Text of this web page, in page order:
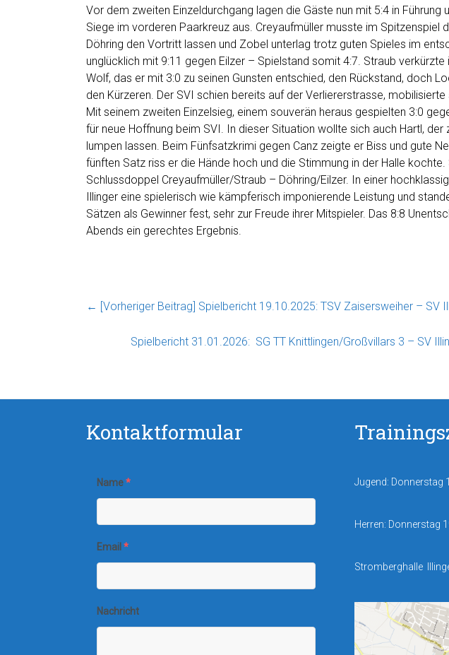
Vor dem zweiten Einzeldurchgang lagen die Gäste nun mit 5:4 in Führung
Siege im vorderen Paarkreuz aus. Creyaufmüller musste im Spitzenspiel
Döhring den Vortritt lassen und Zobel unterlag trotz guten Spieles im
unglücklich mit 9:11 gegen Eilzer – Spielstand somit 4:7. Straub verkürzte
Wolf, das er mit 3:0 zu seinen Gunsten entschied, den Rückstand, doch
den Kürzeren. Der SVI schien bereits auf der Verliererstrasse,
Mit seinem zweiten Einzelsieg, einem souverän heraus gespielten 3:0
für neue Hoffnung beim SVI. In dieser Situation wollte sich auch Hartl,
lumpen lassen. Beim Fünfsatzkrimi gegen Canz zeigte er Biss und gute
fünften Satz riss er die Hände hoch und die Stimmung in der Halle
Schlussdoppel Creyaufmüller/Straub – Döhring/Eilzer. In einer
Illinger eine spielerisch wie kämpferisch imponierende Leistung und
Sätzen als Gewinner fest, sehr zur Freude ihrer Mitspieler. Das 8:8
Abends ein gerechtes Ergebnis.
← [Vorheriger Beitrag] Spielbericht 19.10.2025: TSV Zaisersweiher – SV
Spielbericht 31.01.2026: SG TT Knittlingen/Großvillars 3 – SV
Kontaktformular
Name*
Email *
Nachricht
Jugend:
Herren: Donnerstag
Stromberghalle